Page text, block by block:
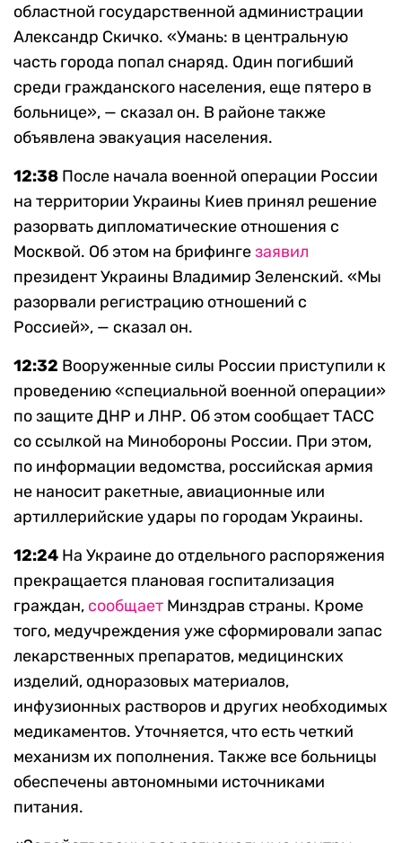
областной государственной администрации
Александр Скичко. «Умань: в центральную
часть города попал снаряд. Один погибший
среди гражданского населения, еще пятеро в
больнице», — сказал он. В районе также
объявлена эвакуация населения.
12:38 После начала военной операции России
на территории Украины Киев принял решение
разорвать дипломатические отношения с
Москвой. Об этом на брифингезаявил
президент Украины Владимир Зеленский. «Мы
разорвали регистрацию отношений с
Россией», — сказал он.
12:32 Вооруженные силы России приступили к
проведению «специальной военной операции»
по защите ДНР и ЛНР. Об этом сообщает ТАСС
со ссылкой на Минобороны России. При этом,
по информации ведомства, российская армия
не наносит ракетные, авиационные или
артиллерийские удары по городам Украины.
12:24 На Украине до отдельного распоряжения
прекращается плановая госпитализация
граждан, сообщает Минздрав страны. Кроме
того, медучреждения уже сформировали запас
лекарственных препаратов, медицинских
изделий, одноразовых материалов,
инфузионных растворов и других необходимых
медикаментов. Уточняется, что есть четкий
механизм их пополнения. Также все больницы
обеспечены автономными источниками
питания.